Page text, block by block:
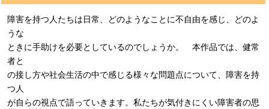
障害を持つ人たちは日常、どのようなことに不自由を感じ、どのよ
うな
ときに手助けを必要としているのでしょうか。 本作品では、健常
者と
の接し方や社会生活の中で感じる様々な問題点について、障害を持
つ人
が自らの視点で語っていきます。私たちが気付きにくい障害者の思